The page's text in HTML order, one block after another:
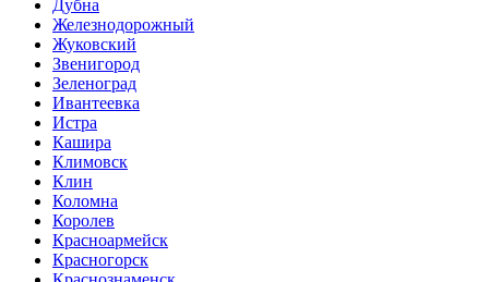
Дубна
Железнодорожный
Жуковский
Звенигород
Зеленоград
Ивантеевка
Истра
Кашира
Климовск
Клин
Коломна
Королев
Красноармейск
Красногорск